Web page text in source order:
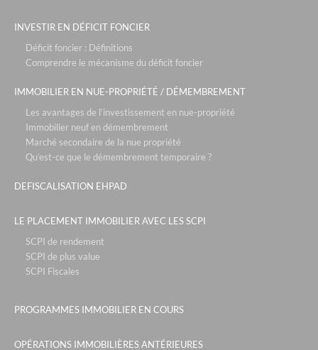
INVESTIR EN DÉFICIT FONCIER
Déficit foncier : Définitions
Comprendre le mécanisme du déficit foncier
IMMOBILIER EN NUE-PROPRIÉTÉ / DÉMEMBREMENT
Les avantages de l’investissement en nue-propriété
Immobilier neuf en démembrement
Marché secondaire de la nue propriété
Qu’est-ce que le démembrement temporaire ?
DEFISCALISATION EHPAD
LE PLACEMENT IMMOBILIER AVEC LES SCPI
SCPI de rendement
SCPI de plus value
SCPI Fiscales
PROGRAMMES IMMOBILIER EN COURS
OPÉRATIONS IMMOBILIÈRES ANTÉRIEURES